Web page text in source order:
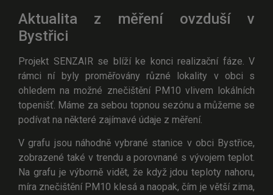
Aktualita z měření ovzduší v
Bystřici
Projekt SENZAIR se blíží ke konci realizační fáze. V
rámci ní byly proměřovány různé lokality v obci s
ohledem na možné znečištění PM10 vlivem lokálních
topenišť. Máme za sebou topnou sezónu a můžeme se
podívat na některé zajímavé údaje z měření.
V grafu jsou náhodně vybrané stanice v obci Bystřice,
zobrazené také v trendu a porovnané s vývojem teplot.
Na grafu je výborně vidět, že když jdou teploty nahoru,
míra znečištění PM10 klesá a naopak, čím je větší zima,